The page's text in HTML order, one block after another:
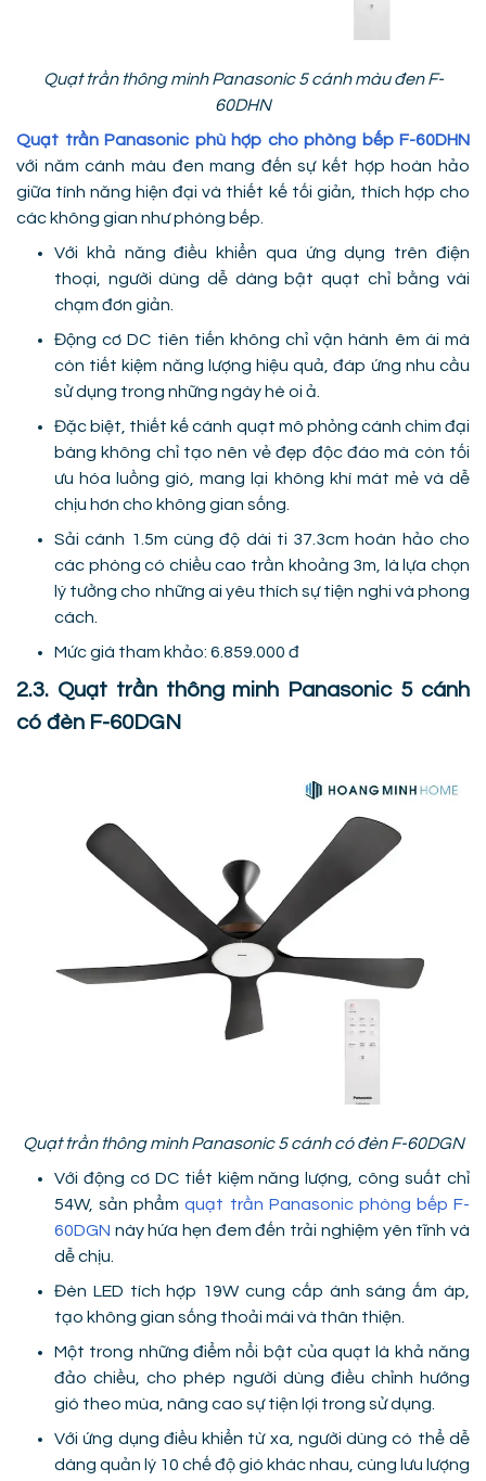
Quạt trần thông minh Panasonic 5 cánh màu đen F-
60DHN
Quạt trần Panasonic phù hợp cho phòng bếp F-60DHN
với năm cánh màu đen mang đến sự kết hợp hoàn hảo
giữa tính năng hiện đại và thiết kế tối giản, thích hợp cho
các không gian như phòng bếp.
Với khả năng điều khiển qua ứng dụng trên điện
thoại, người dùng dễ dàng bật quạt chỉ bằng vài
chạm đơn giản.
Động cơ DC tiên tiến không chỉ vận hành êm ái mà
còn tiết kiệm năng lượng hiệu quả, đáp ứng nhu cầu
sử dụng trong những ngày hè oi ả.
Đặc biệt, thiết kế cánh quạt mô phỏng cánh chim đại
bàng không chỉ tạo nên vẻ đẹp độc đáo mà còn tối
ưu hóa luồng gió, mang lại không khí mát mẻ và dễ
chịu hơn cho không gian sống.
Sải cánh 1.5m cùng độ dài ti 37.3cm hoàn hảo cho
các phòng có chiều cao trần khoảng 3m, là lựa chọn
lý tưởng cho những ai yêu thích sự tiện nghi và phong
cách.
Mức giá tham khảo: 6.859.000 đ
2.3. Quạt trần thông minh Panasonic 5 cánh
có đèn F-60DGN
Quạt trần thông minh Panasonic 5 cánh có đèn F-60DGN
Với động cơ DC tiết kiệm năng lượng, công suất chỉ
54W, sản phẩm quạt trần Panasonic phòng bếp F-
60DGN này hứa hẹn đem đến trải nghiệm yên tĩnh và
dễ chịu.
Đèn LED tích hợp 19W cung cấp ánh sáng ấm áp,
tạo không gian sống thoải mái và thân thiện.
Một trong những điểm nổi bật của quạt là khả năng
đảo chiều, cho phép người dùng điều chỉnh hướng
gió theo mùa, nâng cao sự tiện lợi trong sử dụng.
Với ứng dụng điều khiển từ xa, người dùng có thể dễ
dàng quản lý 10 chế độ gió khác nhau, cùng lưu lượng